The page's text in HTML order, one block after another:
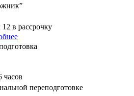
12 в рассрочку
часов
переподготовке